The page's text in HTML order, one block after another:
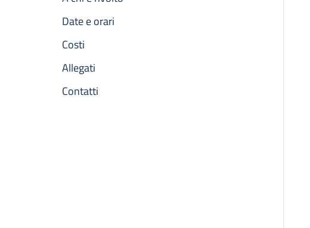
Date e orari
Costi
Allegati
Contatti